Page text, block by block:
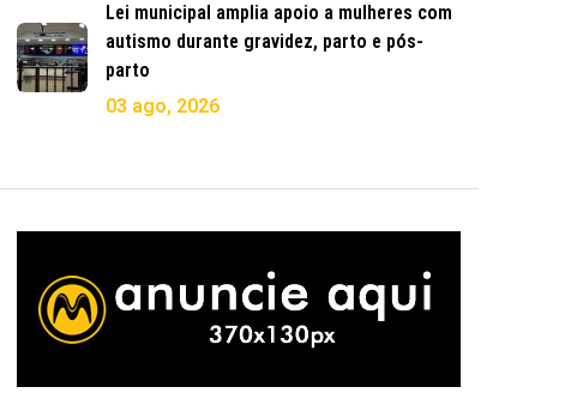
Lei municipal amplia apoio a mulheres com
autismo durante gravidez, parto e pós-
parto
03 ago, 2026